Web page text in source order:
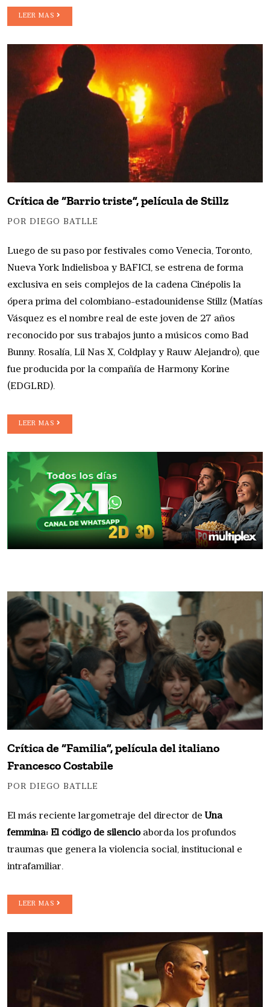
LEER MAS
Crítica de “Barrio triste”, película de Stillz
POR DIEGO BATLLE
Luego de su paso por festivales como Venecia, Toronto,
Nueva York Indielisboa y BAFICI, se estrena de forma
exclusiva en seis complejos de la cadena Cinépolis la
ópera prima del colombiano-estadounidense Stillz (Matías
Vásquez es el nombre real de este joven de 27 años
reconocido por sus trabajos junto a músicos como Bad
Bunny. Rosalía, Lil Nas X, Coldplay y Rauw Alejandro), que
fue producida por la compañía de Harmony Korine
(EDGLRD).
LEER MAS
Crítica de “Familia”, película del italiano
Francesco Costabile
POR DIEGO BATLLE
El más reciente largometraje del director de Una
femmina: El código de silencioaborda los profundos
traumas que genera la violencia social, institucional e
intrafamiliar.
LEER MAS